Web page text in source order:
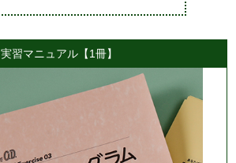
実習マニュアル【1冊】